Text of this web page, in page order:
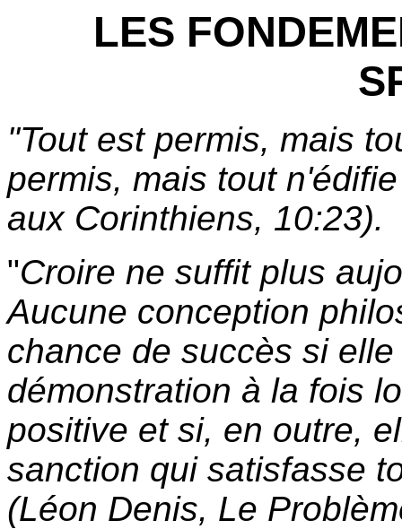
LES
"Tout est permis, mais
permis, mais tout
aux Corinthiens, 10:23).
"Croire ne suffit plus
Aucune conception
chance de succès si
démonstration à la fois
positive et si, en outre,
sanction qui satisfasse
(Léon Denis, Le